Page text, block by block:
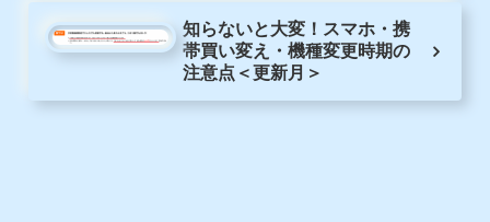
知らないと大変！スマホ・携
帯買い変え・機種変更時期の
注意点＜更新月＞